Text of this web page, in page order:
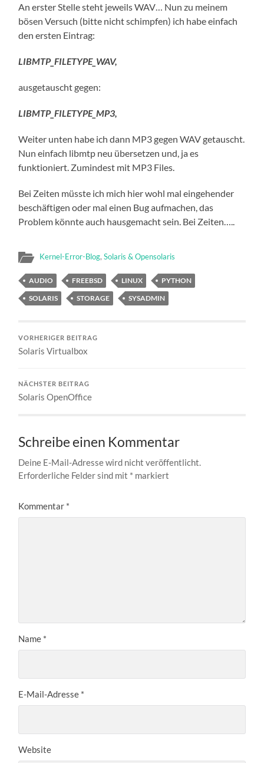
An erster Stelle steht jeweils WAV… Nun zu meinem
bösen Versuch (bitte nicht schimpfen) ich habe einfach
den ersten Eintrag:
LIBMTP_FILETYPE_WAV,
ausgetauscht gegen:
LIBMTP_FILETYPE_MP3,
Weiter unten habe ich dann MP3 gegen WAV getauscht.
Nun einfach libmtp neu übersetzen und, ja es
funktioniert. Zumindest mit MP3 Files.
Bei Zeiten müsste ich mich hier wohl mal eingehender
beschäftigen oder mal einen Bug aufmachen, das
Problem könnte auch hausgemacht sein. Bei Zeiten…..
Kernel-Error-Blog,Solaris & Opensolaris
AUDIO FREEBSD LINUX
PYTHON
SOLARIS
STORAGE SYSADMIN
VORHERIGER BEITRAG
Solaris Virtualbox
NÄCHSTER BEITRAG
Solaris OpenOffice
Schreibe einen Kommentar
Deine E-Mail-Adresse wird nicht veröffentlicht.
Erforderliche Felder sind mit * markiert
Kommentar *
Name *
E-Mail-Adresse *
Website